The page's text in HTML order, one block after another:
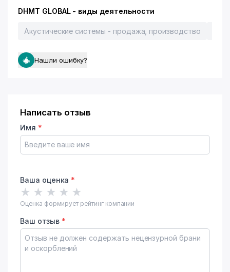
DHMT GLOBAL - виды деятельности
Акустические системы - продажа, производство
Нашли ошибку?
Написать отзыв
Имя *
Ваша оценка *
★ ★ ★ ★ ★
Оценка формирует рейтинг компании
Ваш отзыв *